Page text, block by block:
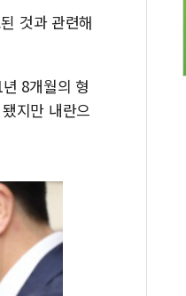
것과 관련해
8개월의 형
지만 내란으